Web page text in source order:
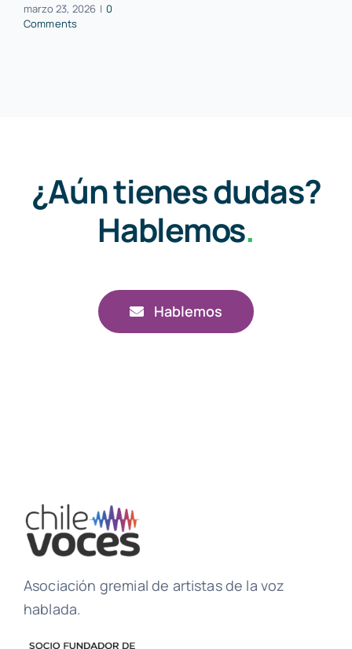
marzo 23, 2026 | 0
Comments
¿Aún tienes dudas?
Hablemos.
Hablemos
Asociación gremial de artistas de la voz
hablada.